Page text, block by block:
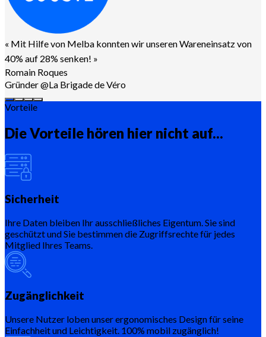
« Mit Hilfe von Melba konnten wir unseren Wareneinsatz von
40% auf 28% senken! »
Romain Roques
Gründer @La Brigade de Véro
Vorteile
Die Vorteile hören hier nicht auf...
Sicherheit
Ihre Daten bleiben Ihr ausschließliches Eigentum. Sie sind
geschützt und Sie bestimmen die Zugriffsrechte für jedes
Mitglied Ihres Teams.
Zugänglichkeit
Unsere Nutzer loben unser ergonomisches Design für seine
Einfachheit und Leichtigkeit. 100% mobil zugänglich!